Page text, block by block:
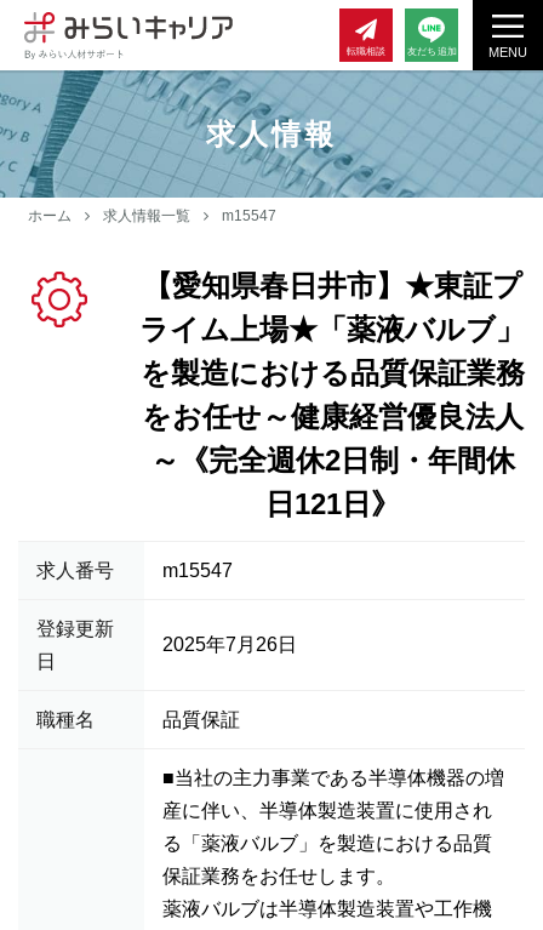
MENU
転職相談 友だち追加
求人情報
ホーム 求人情報一覧 m15547
【愛知県春日井市】★東証プ
ライム上場★「薬液バルブ」
を製造における品質保証業務
をお任せ～健康経営優良法人
～《完全週休2日制・年間休
日121日》
求人番号 m15547
登録更新
日
2025年7月26日
職種名 品質保証
■当社の主力事業である半導体機器の増
産に伴い、半導体製造装置に使用され
る「薬液バルブ」を製造における品質
保証業務をお任せします。
薬液バルブは半導体製造装置や工作機